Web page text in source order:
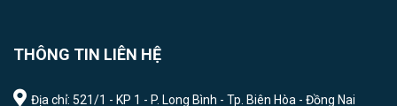
THÔNG TIN LIÊN HỆ
Địa chỉ: 521/1 - KP 1 - P. Long Bình - Tp. Biên Hòa - Đồng Nai